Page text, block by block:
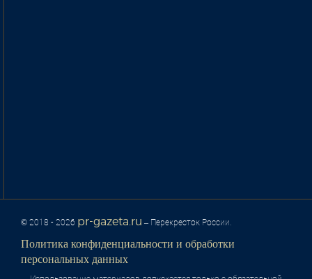
© 2018 - 2026 pr-gazeta.ru – Перекресток России.
Политика конфиденциальности и обработки
персональных данных